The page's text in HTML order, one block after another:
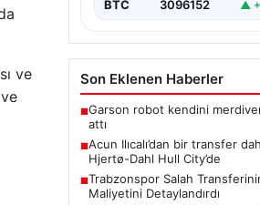
ve
BTC 3096152 ▲
Son Eklenen Haberler
■Garson robot kendini
attı
■Acun Ilıcalı’dan bir transfer
Hjertø-Dahl Hull City’de
■Trabzonspor Salah
Maliyetini Detaylandırdı